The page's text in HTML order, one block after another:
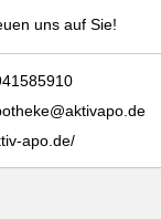
uns auf Sie!
apo.de/